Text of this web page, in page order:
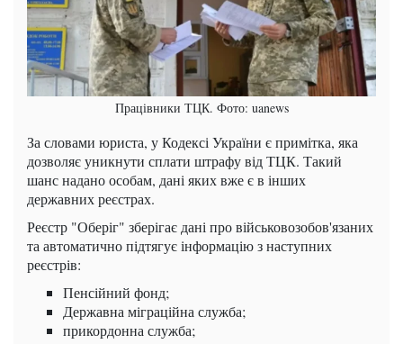
Працівники ТЦК. Фото: uanews
За словами юриста, у Кодексі України є примітка, яка
дозволяє уникнути сплати штрафу від ТЦК. Такий
шанс надано особам, дані яких вже є в інших
державних реєстрах.
Реєстр "Оберіг" зберігає дані про військовозобов'язаних
та автоматично підтягує інформацію з наступних
реєстрів:
Пенсійний фонд;
Державна міграційна служба;
прикордонна служба;